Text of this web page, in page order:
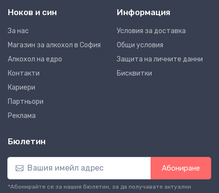
Ноков и син
За нас
Магазин за алкохол в София
Алкохол на едро
Контакти
Кариери
Партньори
Реклама
Информация
Условия за доставка
Общи условия
Защита на личните данни
Бисквитки
Бюлетин
Абониране
*Абонирайте се за нашия бюлетин, за да получавате актуални